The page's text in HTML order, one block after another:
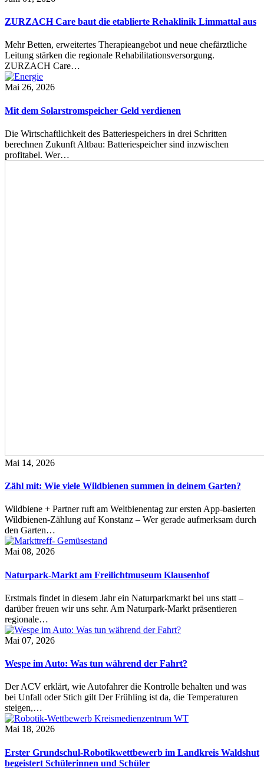
ZURZACH Care baut die etablierte Rehaklinik Limmattal aus
Mehr Betten, erweitertes Therapieangebot und neue chefärztliche
Leitung stärken die regionale Rehabilitationsversorgung.
ZURZACH Care…
Mai 26, 2026
Mit dem Solarstromspeicher Geld verdienen
Die Wirtschaftlichkeit des Batteriespeichers in drei Schritten
berechnen Zukunft Altbau: Batteriespeicher sind inzwischen
profitabel. Wer…
Mai 14, 2026
Zähl mit: Wie viele Wildbienen summen in deinem Garten?
Wildbiene + Partner ruft am Weltbienentag zur ersten App-basierten
Wildbienen-Zählung auf Konstanz – Wer gerade aufmerksam durch
den Garten…
Mai 08, 2026
Naturpark-Markt am Freilichtmuseum Klausenhof
Erstmals findet in diesem Jahr ein Naturparkmarkt bei uns statt –
darüber freuen wir uns sehr. Am Naturpark-Markt präsentieren
regionale…
Mai 07, 2026
Wespe im Auto: Was tun während der Fahrt?
Der ACV erklärt, wie Autofahrer die Kontrolle behalten und was
bei Unfall oder Stich gilt Der Frühling ist da, die Temperaturen
steigen,…
Mai 18, 2026
Erster Grundschul-Robotikwettbewerb im Landkreis Waldshut
begeistert Schülerinnen und Schüler